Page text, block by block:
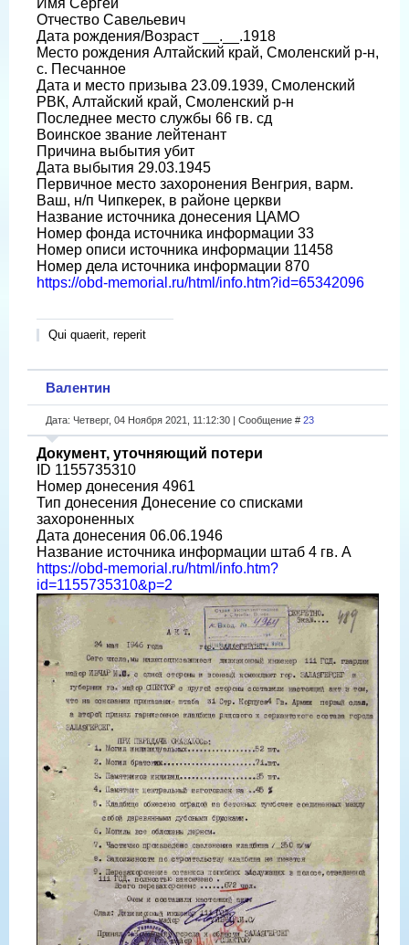
Имя Сергей
Отчество Савельевич
Дата рождения/Возраст __.__.1918
Место рождения Алтайский край, Смоленский р-н,
с. Песчанное
Дата и место призыва 23.09.1939, Смоленский
РВК, Алтайский край, Смоленский р-н
Последнее место службы 66 гв. сд
Воинское звание лейтенант
Причина выбытия убит
Дата выбытия 29.03.1945
Первичное место захоронения Венгрия, варм.
Ваш, н/п Чипкерек, в районе церкви
Название источника донесения ЦАМО
Номер фонда источника информации 33
Номер описи источника информации 11458
Номер дела источника информации 870
https://obd-memorial.ru/html/info.htm?id=65342096
Qui quaerit, reperit
Валентин
Дата: Четверг, 04 Ноября 2021, 11:12:30 | Сообщение # 23
Документ, уточняющий потери
ID 1155735310
Номер донесения 4961
Тип донесения Донесение со списками
захороненных
Дата донесения 06.06.1946
Название источника информации штаб 4 гв. А
https://obd-memorial.ru/html/info.htm?
id=1155735310&p=2